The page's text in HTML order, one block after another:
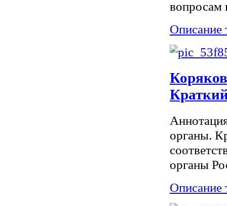
вопросам
Описание
органы.
органы
Описание